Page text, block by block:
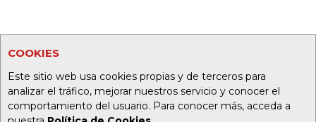
COOKIES
Este sitio web usa cookies propias y de terceros para
analizar el tráfico, mejorar nuestros servicio y conocer el
comportamiento del usuario. Para conocer más, acceda a